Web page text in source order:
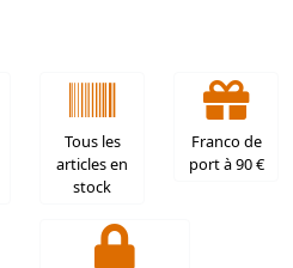
Tous les
articles en
stock
Franco de
port à 90 €